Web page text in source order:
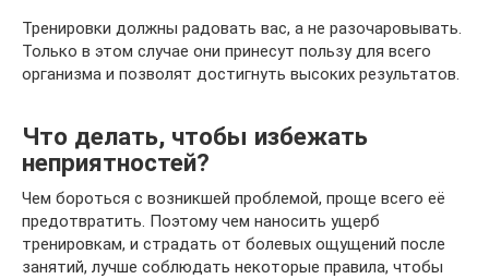
Тренировки должны радовать вас, а не разочаровывать.
Только в этом случае они принесут пользу для всего
организма и позволят достигнуть высоких результатов.
Что делать, чтобы избежать
неприятностей?
Чем бороться с возникшей проблемой, проще всего её
предотвратить. Поэтому чем наносить ущерб
тренировкам, и страдать от болевых ощущений после
занятий, лучше соблюдать некоторые правила, чтобы